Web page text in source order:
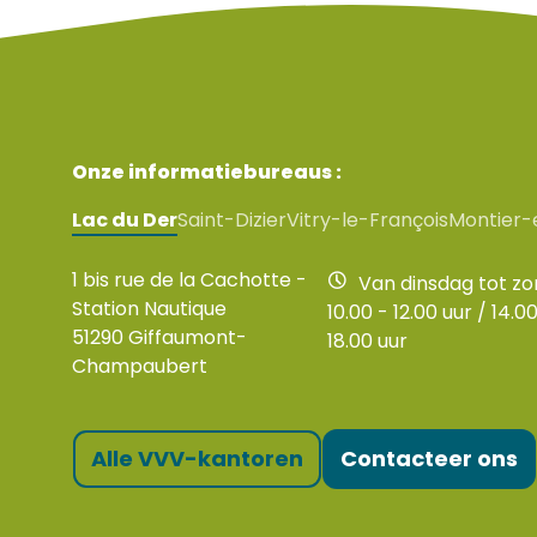
Onze informatiebureaus :
Lac du DerSaint-DizierVitry-le-François
1 bis rue de la Cachotte -
Station Nautique
51290 Giffaumont-
Champaubert
Van dinsdag tot
10.00 - 12.00 uur /
18.00 uur
Alle VVV-kantoren Contacteer ons